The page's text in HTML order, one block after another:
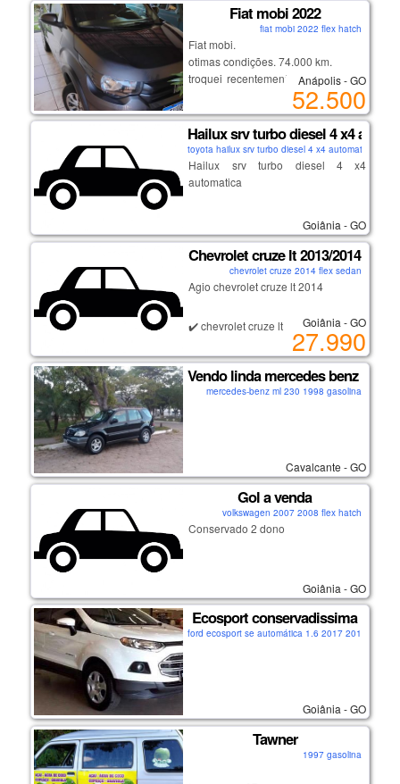
Fiat mobi 2022
fiat mobi 2022 flex hatch
Fiat mobi.
otimas condições. 74.000 km.
troquei recentemente os pneus e a
correia dentada esta novinha.
segundo dono. carro meu particular
Anápolis - GO
52.500
Hailux srv turbo diesel 4 x4
toyota hailux srv turbo diesel 4 x4 automatica
Hailux srv turbo diesel 4 x4
automatica
Goiânia - GO
Chevrolet cruze lt 2013/2014
chevrolet cruze 2014 flex sedan
Agio chevrolet cruze lt 2014
✔️ chevrolet cruze lt
✔ 1.8
✔ flex
✔ 16 v
✔parcelas em dias
✔ não exijo transferência imediata
💰ágio r$ 27.990,00
👉plantão de vendas:
Goiânia - GO
27.990
Vendo linda mercedes benz ml
mercedes-benz ml 230 1998 gasolina
Cavalcante - GO
Gol a venda
volkswagen 2007 2008 flex hatch
Conservado 2 dono
Goiânia - GO
Ecosport conservadissima
ford ecosport se automática 1.6 2017 2016 flex
Goiânia - GO
Tawner
1997 gasolina